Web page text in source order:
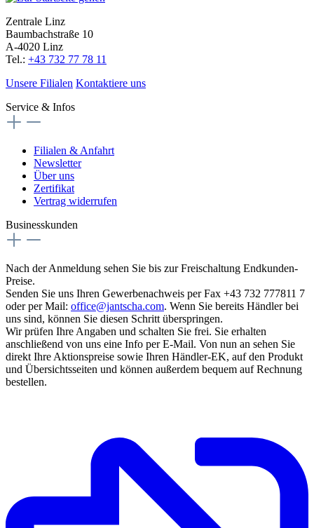
Zentrale Linz
Baumbachstraße 10
A-4020 Linz
Tel.: +43 732 77 78 11
Unsere Filialen Kontaktiere uns
Service & Infos
Filialen & Anfahrt
Newsletter
Über uns
Zertifikat
Vertrag widerrufen
Businesskunden
Nach der Anmeldung sehen Sie bis zur Freischaltung Endkunden-
Preise.
Senden Sie uns Ihren Gewerbenachweis per Fax +43 732 777811 7
oder per Mail: office@jantscha.com. Wenn Sie bereits Händler bei
uns sind, können Sie diesen Schritt überspringen.
Wir prüfen Ihre Angaben und schalten Sie frei. Sie erhalten
anschließend von uns eine Info per E-Mail. Von nun an sehen Sie
direkt Ihre Aktionspreise sowie Ihren Händler-EK, auf den Produkt
und Übersichtsseiten und können außerdem bequem auf Rechnung
bestellen.